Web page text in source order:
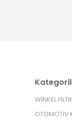
WİNKEL
OTOMOTİV